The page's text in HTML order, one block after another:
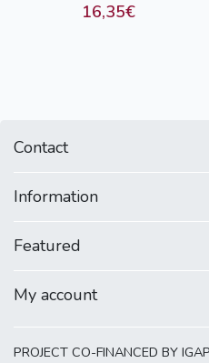
16,35€
Contact
Information
Featured
My account
PROJECT CO-FINANCED BY